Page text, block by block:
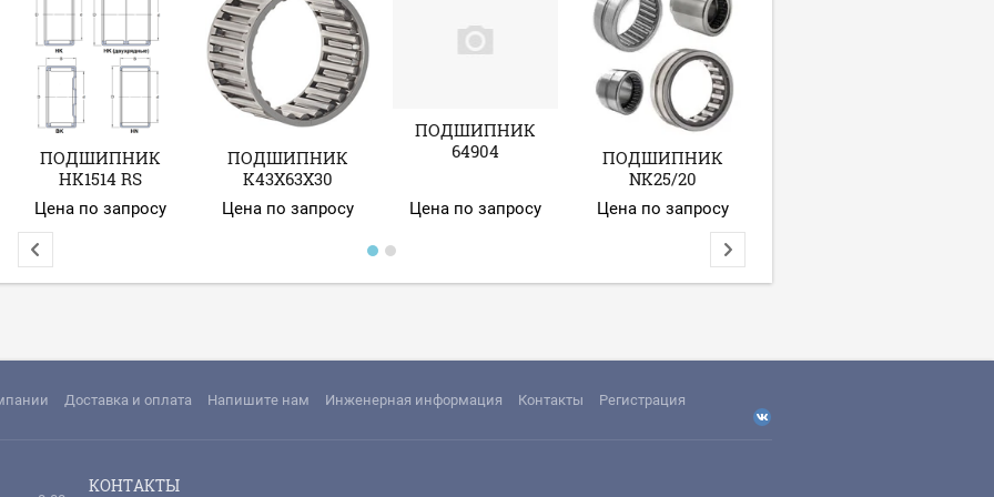
ПОДШИПНИК
HK1514 RS
Цена по запросу
ПОДШИПНИК
K43X63X30
Цена по запросу
ПОДШИПНИК
64904
Цена по запросу
ПОДШИПНИК
NK25/20
Цена по запросу
Доставка и оплата Напишите нам Инженерная информация Контакты Регистрация
КОНТАКТЫ